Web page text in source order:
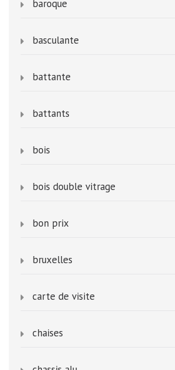
baroque
basculante
battante
battants
bois
bois double vitrage
bon prix
bruxelles
carte de visite
chaises